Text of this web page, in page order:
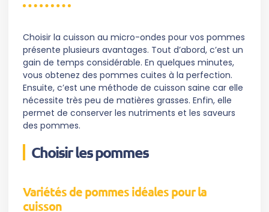
Choisir la cuisson au micro-ondes pour vos pommes
présente plusieurs avantages. Tout d’abord, c’est un
gain de temps considérable. En quelques minutes,
vous obtenez des pommes cuites à la perfection.
Ensuite, c’est une méthode de cuisson saine car elle
nécessite très peu de matières grasses. Enfin, elle
permet de conserver les nutriments et les saveurs
des pommes.
Choisir les pommes
Variétés de pommes idéales pour la
cuisson